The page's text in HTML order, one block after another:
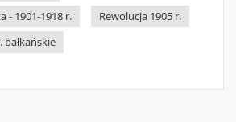
- 1901-1918 r.
Rewolucja 1905 r.
bałkańskie